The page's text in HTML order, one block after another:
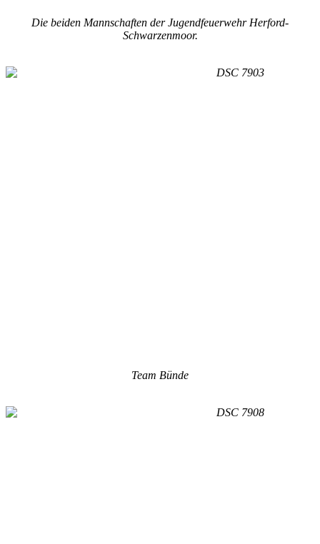
Die beiden Mannschaften der Jugendfeuerwehr Herford-
Schwarzenmoor.
Team Bünde